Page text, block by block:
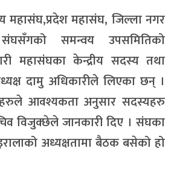
महासंघ,प्रदेश महासंघ, जिल्ला नगर
समन्वय उपसमितिको
महासंघका केन्द्रीय सदस्य तथा
दामु अधिकारीले लिएका छन् ।
आवश्यकता अनुसार सदस्यहरु
विजुक्छेले जानकारी दिए । संघका
अध्यक्षतामा बैठक बसेको हो